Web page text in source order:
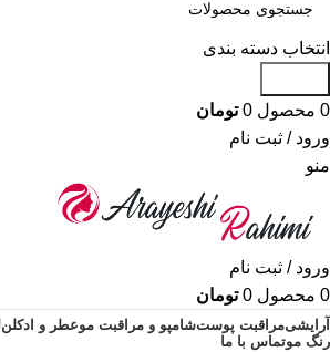
انتخاب دسته بندی
0 محصول 0 تومان
ورود / ثبت نام
منو
ورود / ثبت نام
0 محصول 0 تومان
آرایشیمراقبت پوستشامپو و مراقبت موعطر و ادکلن
رنگ موتماس با ما